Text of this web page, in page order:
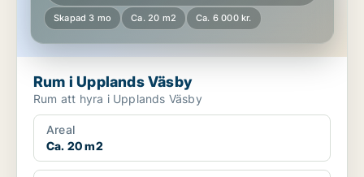
Skapad 3 mo Ca. 20 m2 Ca. 6 000 kr.
Rum i Upplands Väsby
Rum att hyra i Upplands Väsby
Areal
Ca. 20 m2